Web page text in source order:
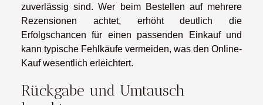
zuverlässig sind. Wer beim Bestellen auf mehrere
Rezensionen achtet, erhöht deutlich die
Erfolgschancen für einen passenden Einkauf und
kann typische Fehlkäufe vermeiden, was den Online-
Kauf wesentlich erleichtert.
Rückgabe und Umtausch